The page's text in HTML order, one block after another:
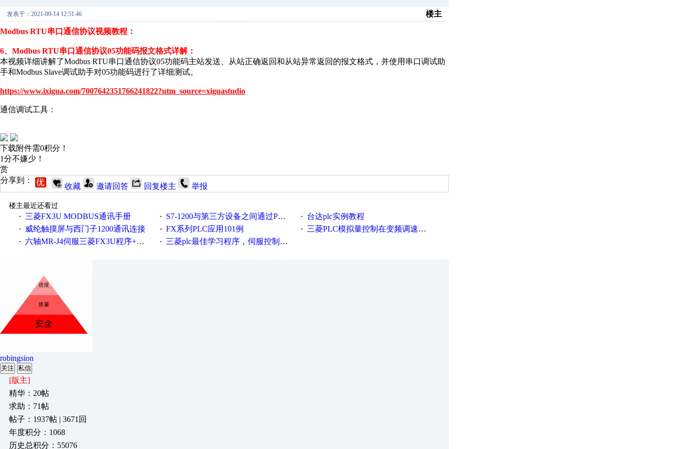
发表于：2021-09-14 12:51:46 楼主
Modbus RTU串口通信协议视频教程：
6、Modbus RTU串口通信协议05功能码报文格式详解：
本视频详细讲解了Modbus RTU串口通信协议05功能码主站发送、从站正确返回和从站异常返回的报文格式，并使用串口调试助
手和Modbus Slave调试助手对05功能码进行了详细测试。
https://www.ixigua.com/7007642351766241822?utm_source=xiguastudio
通信调试工具：
下载附件需0积分！
1分不嫌少！
赏
分享到：
收藏 邀请回答 回复楼主 举报
楼主最近还看过
·
三菱FX3U MODBUS通讯手册 · S7-1200与第三方设备之间通过PROFIBUS通讯实例 · 台达plc实例教程
· 威纶触摸屏与西门子1200通讯连接 · FX系列PLC应用101例 · 三菱PLC模拟量控制在变频调速的应用
· 六轴MR-J4伺服三菱FX3U程序+威纶通画面 · 三菱plc最佳学习程序，伺服控制，各种报警，注释详细，看的懂，学得快！
robingsion
关注 私信
[版主]
精华：20帖
求助：71帖
帖子：1937帖 | 3671回
年度积分：1068
历史总积分：55076